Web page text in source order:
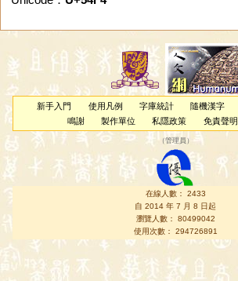
新手入門 使用凡例 字庫統計 隨機漢字
鳴謝
製作單位 私隱政策 免責聲明
（管理員 ）
在線人數： 2433
自 2014 年 7 月 8 日起
瀏覽人數： 80499042
使用次數： 294726891